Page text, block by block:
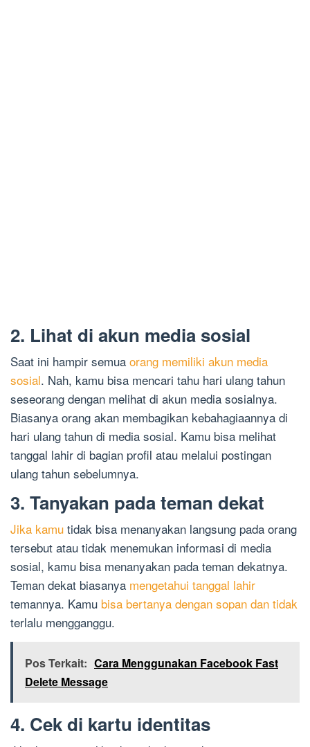
2. Lihat di akun media sosial
Saat ini hampir semua orang memiliki akun media
sosial. Nah, kamu bisa mencari tahu hari ulang tahun
seseorang dengan melihat di akun media sosialnya.
Biasanya orang akan membagikan kebahagiaannya di
hari ulang tahun di media sosial. Kamu bisa melihat
tanggal lahir di bagian profil atau melalui postingan
ulang tahun sebelumnya.
3. Tanyakan pada teman dekat
Jika kamu tidak bisa menanyakan langsung pada orang
tersebut atau tidak menemukan informasi di media
sosial, kamu bisa menanyakan pada teman dekatnya.
Teman dekat biasanya mengetahui tanggal lahir
temannya. Kamu bisa bertanya dengan sopan dan tidak
terlalu mengganggu.
Pos Terkait: Cara Menggunakan Facebook Fast
Delete Message
4. Cek di kartu identitas